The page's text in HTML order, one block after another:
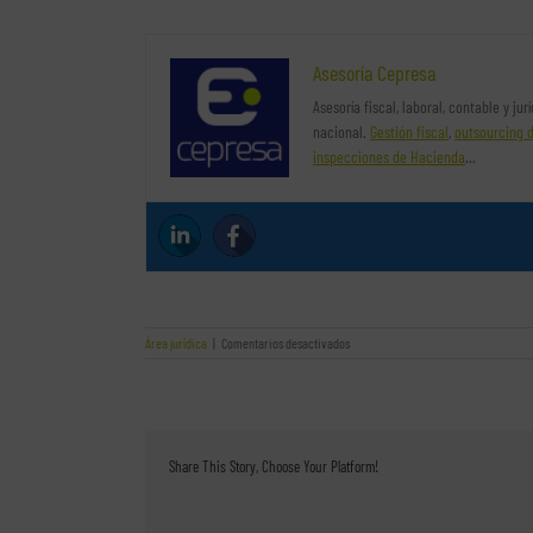
Asesoría Cepresa
Asesoría fiscal, laboral, contable y
nacional. Gestión fiscal, outsourcing
inspecciones de Hacienda…
Área jurídica | Comentarios desactivadosen
despedido,
Share This Story, Choose Your Platform!